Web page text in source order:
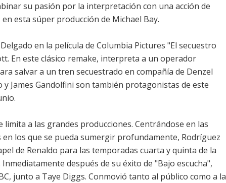
su pasión por la interpretación con una acción de
esta súper producción de Michael Bay.
en la película de Columbia Pictures "El secuestro
En este clásico remake, interpreta a un operador
salvar a un tren secuestrado en compañía de Denzel
James Gandolfini son también protagonistas de este
a las grandes producciones. Centrándose en las
los que se pueda sumergir profundamente, Rodríguez
de Renaldo para las temporadas cuarta y quinta de la
después de su éxito de "Bajo escucha",
junto a Taye Diggs. Conmovió tanto al público como a la